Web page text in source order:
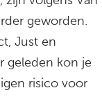
geworden.
Just en
geleden kon je
risico voor